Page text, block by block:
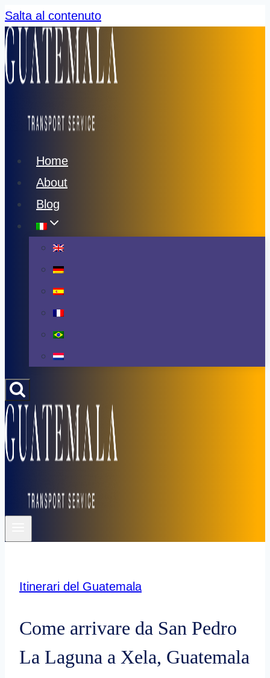
Salta al contenuto
Home
About
Blog
Itinerari del Guatemala
Come arrivare da San Pedro
La Laguna a Xela, Guatemala